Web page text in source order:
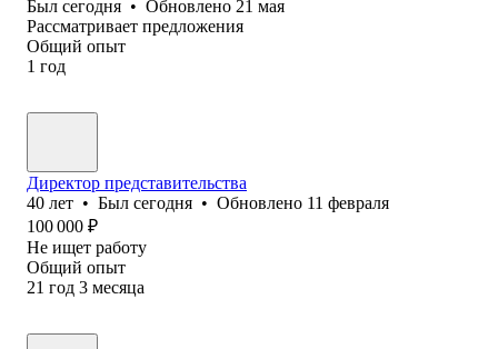
Был сегодня • Обновлено 21 мая
Рассматривает предложения
Общий опыт
1 год
Директор представительства
40 лет • Был сегодня • Обновлено 11 февраля
100 000 ₽
Не ищет работу
Общий опыт
21 год 3 месяца